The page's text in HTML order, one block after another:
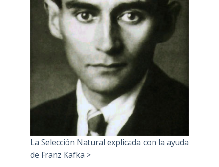
La Selección Natural explicada con la ayuda
de Franz Kafka >